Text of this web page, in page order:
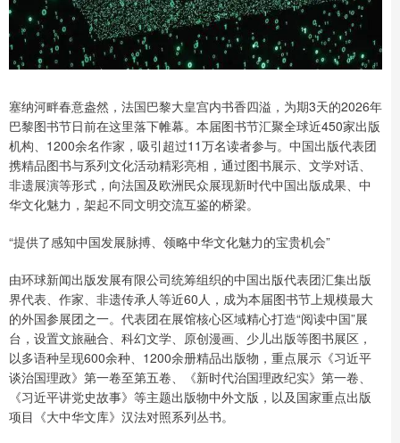
塞纳河畔春意盎然，法国巴黎大皇宫内书香四溢，为期3天的2026年
巴黎图书节日前在这里落下帷幕。本届图书节汇聚全球近450家出版
机构、1200余名作家，吸引超过11万名读者参与。中国出版代表团
携精品图书与系列文化活动精彩亮相，通过图书展示、文学对话、
非遗展演等形式，向法国及欧洲民众展现新时代中国出版成果、中
华文化魅力，架起不同文明交流互鉴的桥梁。
“提供了感知中国发展脉搏、领略中华文化魅力的宝贵机会”
由环球新闻出版发展有限公司统筹组织的中国出版代表团汇集出版
界代表、作家、非遗传承人等近60人，成为本届图书节上规模最大
的外国参展团之一。代表团在展馆核心区域精心打造“阅读中国”展
台，设置文旅融合、科幻文学、原创漫画、少儿出版等图书展区，
以多语种呈现600余种、1200余册精品出版物，重点展示《习近平
谈治国理政》第一卷至第五卷、《新时代治国理政纪实》第一卷、
《习近平讲党史故事》等主题出版物中外文版，以及国家重点出版
项目《大中华文库》汉法对照系列丛书。